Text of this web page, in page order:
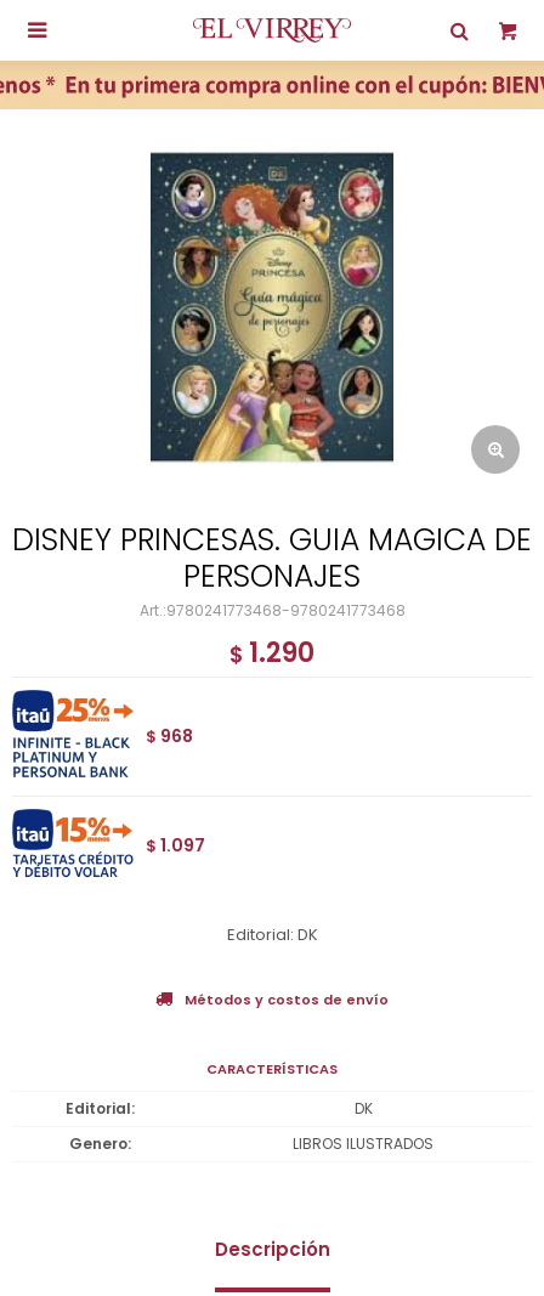

DISNEY PRINCESAS. GUIA MAGICA DE
PERSONAJES
9780241773468-9780241773468
$ 1.290
$ 968
$ 1.097
Editorial: DK
Métodos y costos de envío
CARACTERÍSTICAS
Editorial
DK
Genero
LIBROS ILUSTRADOS
Descripción